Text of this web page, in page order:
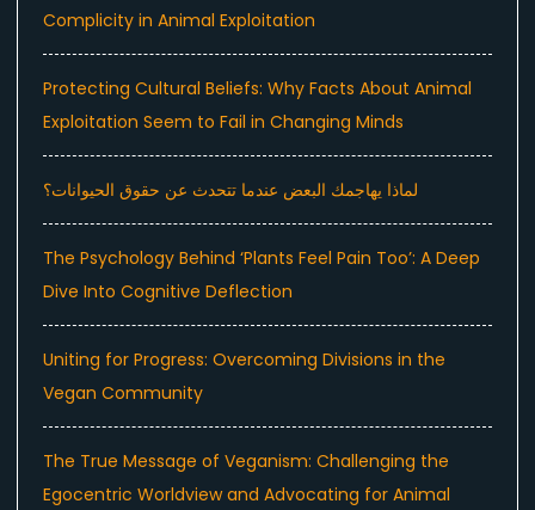
Complicity in Animal Exploitation
Protecting Cultural Beliefs: Why Facts About Animal
Exploitation Seem to Fail in Changing Minds
لماذا يهاجمك البعض عندما تتحدث عن حقوق الحيوانات؟
The Psychology Behind ‘Plants Feel Pain Too’: A Deep
Dive Into Cognitive Deflection
Uniting for Progress: Overcoming Divisions in the
Vegan Community
The True Message of Veganism: Challenging the
Egocentric Worldview and Advocating for Animal